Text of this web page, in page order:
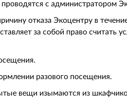
с администратором
отказа Экоцентру в
за собой право считать
разового посещения.
вещи изымаются из